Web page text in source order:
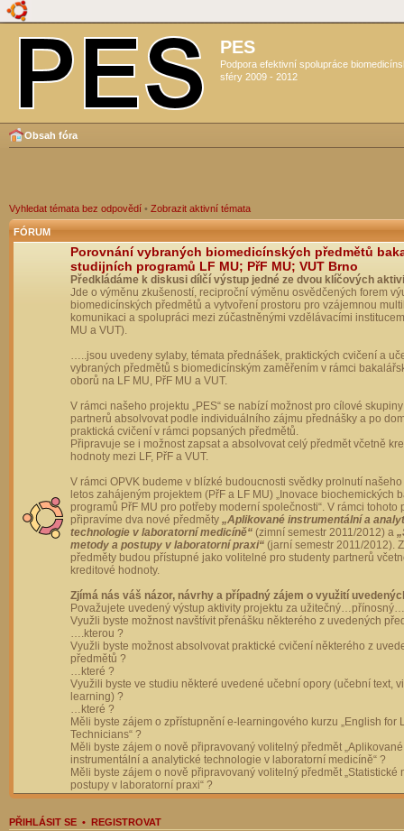
PES
Podpora efektivní spolupráce
sféry 2009 - 2012
Obsah fóra
Vyhledat témata bez odpovědí • Zobrazit aktivní témata
FÓRUM
Porovnání vybraných biomedicínských předmětů
studijních programů LF MU; PřF MU; VUT Brno
Předkládáme k diskusi dílčí výstup jedné ze dvou klíčových
Jde o výměnu zkušeností, reciproční výměnu osvědčených forem
biomedicínských předmětů a vytvoření prostoru pro vzájemnou
komunikaci a spolupráci mezi zúčastněnými vzdělávacími
MU a VUT).
…..jsou uvedeny sylaby, témata přednášek, praktických cvičení a
vybraných předmětů s biomedicínským zaměřením v rámci
oborů na LF MU, PřF MU a VUT.
V rámci našeho projektu „PES“ se nabízí možnost pro cílové
partnerů absolvovat podle individuálního zájmu přednášky a po
praktická cvičení v rámci popsaných předmětů.
Připravuje se i možnost zapsat a absolvovat celý předmět včetně
hodnoty mezi LF, PřF a VUT.
V rámci OPVK budeme v blízké budoucnosti svědky prolnutí
letos zahájeným projektem (PřF a LF MU) „Inovace biochemických
programů PřF MU pro potřeby moderní společnosti“. V rámci tohoto
připravíme dva nové předměty „Aplikované instrumentální a
technologie v laboratorní medicíně“ (zimní semestr 2011/2012) a
metody a postupy v laboratorní praxi“ (jarní semestr 2011/2012).
předměty budou přístupné jako volitelné pro studenty partnerů
kreditové hodnoty.
Zjímá nás váš názor, návrhy a případný zájem o využití
Považujete uvedený výstup aktivity projektu za
Využli byste možnost navštívit přenášku některého z uvedených
….kterou ?
Využli byste možnost absolvovat praktické cvičení některého z
předmětů ?
…které ?
Využili byste ve studiu některé uvedené učební opory (učební text,
learning) ?
…které ?
Měli byste zájem o zpřístupnění e-learningového kurzu „English for
Technicians“ ?
Měli byste zájem o nově připravovaný volitelný předmět „Aplikované
instrumentální a analytické technologie v laboratorní medicíně“ ?
Měli byste zájem o nově připravovaný volitelný předmět „Statistické
postupy v laboratorní praxi“ ?
PŘIHLÁSIT SE • REGISTROVAT